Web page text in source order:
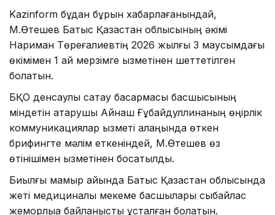
Kazinform бұдан бұрын хабарлағанындай,
М.Өтешев Батыс Қазақстан облысының әкімі
Нариман Төреғалиевтің 2026 жылғы 3 маусымдағы
өкімімен 1 ай мерзімге қызметінен шеттетілген
болатын.
БҚО денсаулық сақтау басқармасы басшысының
міндетін атқарушы Айнаш Ғұбайдуллинаның өңірлік
коммуникациялар қызметі алаңында өткен
брифингте мәлім еткеніндей, М.Өтешев өз
өтінішімен қызметінен босатылды.
Биылғы мамыр айында Батыс Қазақстан облысында
жеті медициналық мекеме басшылары сыбайлас
жемқорлыққа байланысты ұсталған болатын.